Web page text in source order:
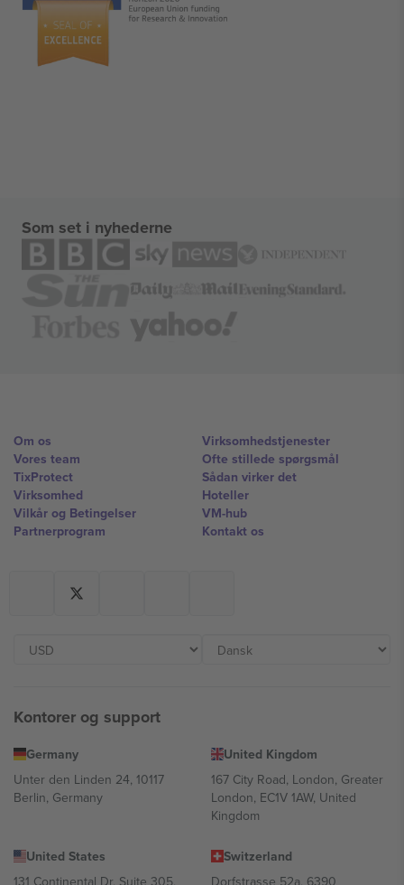
Som set i nyhederne
Om os
Vores team
TixProtect
Virksomhed
Vilkår og Betingelser
Partnerprogram
Virksomhedstjenester
Ofte stillede spørgsmål
Sådan virker det
Hoteller
VM-hub
Kontakt os
Kontorer og support
Germany
Unter den Linden 24, 10117
Berlin, Germany
United Kingdom
167 City Road, London, Greater
London, EC1V 1AW, United
Kingdom
United States
131 Continental Dr, Suite 305,
Switzerland
Dorfstrasse 52a, 6390